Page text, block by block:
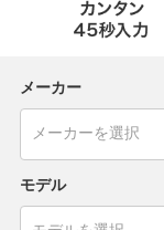
メーカー
モデル